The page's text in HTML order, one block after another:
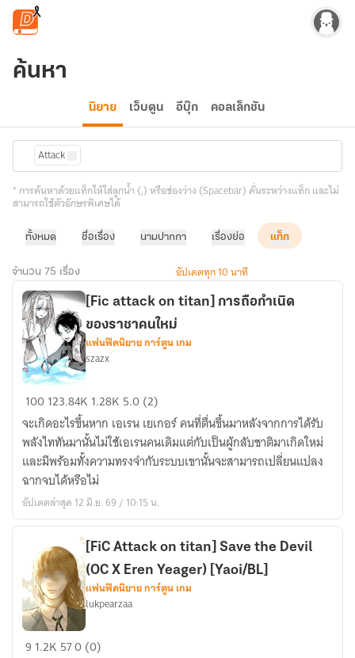
ข้ามไปยังเนื้อหาหลัก
ค้นหา
นิยาย เว็บตูน อีบุ๊ก คอลเล็กชัน
Attack
* การค้นหาด้วยแท็กให้ใส่ลูกน้ำ (,) หรือช่องว่าง (Spacebar) คั่นระหว่างแท็ก และไม่
สามารถใช้ตัวอักษรพิเศษได้
ทั้งหมด ชื่อเรื่อง นามปากกา เรื่องย่อ แท็ก
จำนวน 75 เรื่อง อัปเดตทุก 10 นาที
[Fic
attack
on
titan]
การ
ถือ
กำเนิด
ของ
ราชา
คน
ใหม่
[Fic attack on titan] การถือกำเนิด
ของราชาคนใหม่
แฟนฟิคนิยาย การ์ตูน เกม
szazx
100123.84K 1.28K 5.0 (2)
จะเกิดอะไรขึ้นหาก เอเรน เยเกอร์ คนที่ตื่นขึ้นมาหลังจากการได้รับ
พลังไททันมานั้นไม่ใช้เอเรนคนเดิมแต่กับเป็นผู้กลับชาติมาเกิดใหม่
และมีพร้อมทั้งความทรงจำกับระบบเขานั้นจะสามารถเปลี่ยนแปลง
ฉากจบได้หรือไม่
อัปเดตล่าสุด 12 มิ.ย. 69 / 10:15 น.
[FiC
[FiC Attack on titan] Save the Devil
(OC X Eren Yeager) [Yaoi/BL]
แฟนฟิคนิยาย การ์ตูน เกม
lukpearzaa
9 1.2K 570 (0)